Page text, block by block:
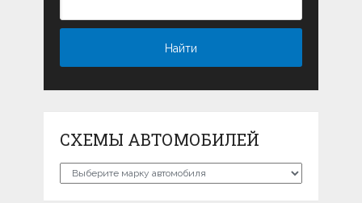
СХЕМЫ АВТОМОБИЛЕЙ
Схемы